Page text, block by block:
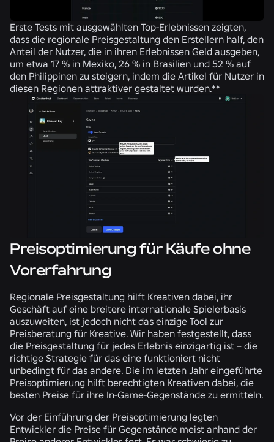
Erste Tests mit ausgewählten Top-Erlebnissen zeigten,
dass die regionale Preisgestaltung den Erstellern half, den
Anteil der Nutzer, die in ihren Erlebnissen Geld ausgeben,
um etwa 17 % in Mexiko, 26 % in Brasilien und 52 % auf
den Philippinen zu steigern, indem die Artikel für Nutzer in
diesen Regionen attraktiver gestaltet wurden.**
Preisoptimierung für Käufe ohne
Vorerfahrung
Regionale Preisgestaltung hilft Kreativen dabei, ihr
Geschäft auf eine breitere internationale Spielerbasis
auszuweiten, ist jedoch nicht das einzige Tool zur
Preisberatung für Kreative. Wir haben festgestellt, dass
die Preisgestaltung für jedes Erlebnis einzigartig ist – die
richtige Strategie für das eine funktioniert nicht
unbedingt für das andere. Die im letzten Jahr eingeführte
Preisoptimierung hilft berechtigten Kreativen dabei, die
besten Preise für ihre In-Game-Gegenstände zu ermitteln.
Vor der Einführung der Preisoptimierung legten
Entwickler die Preise für Gegenstände meist anhand der